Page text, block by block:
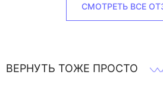
СМОТРЕТЬ ВСЕ
ВЕРНУТЬ ТОЖЕ ПРОСТО